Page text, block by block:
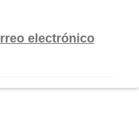
electrónico